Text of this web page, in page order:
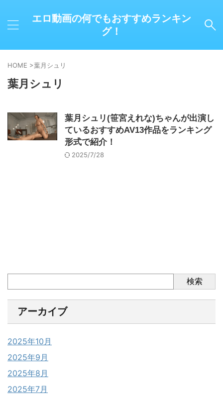
エロ動画の何でもおすすめランキン
グ！
HOME >葉月シュリ
葉月シュリ
葉月シュリ(笹宮えれな)ちゃんが出演し
ているおすすめAV13作品をランキング
形式で紹介！
2025/7/28
検索
アーカイブ
2025年10月
2025年9月
2025年8月
2025年7月